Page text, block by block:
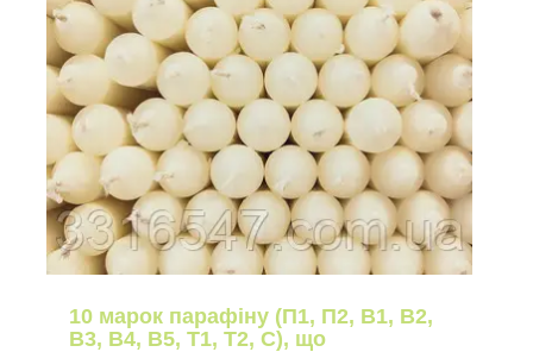
10 марок парафіну (П1, П2, В1, В2,
В3, В4, В5, Т1, Т2, С), що